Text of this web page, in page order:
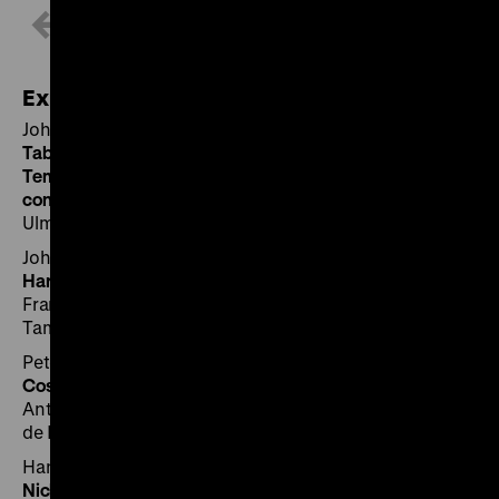
Exponate
Johannes Kepler (1571 – 1630)
Tabulae Rudolphinae, Quibus Astronomicae Scientiae,
Temporum longinquitate collapsae Restauratio
continetur
Ulm: Jonas Sauer, 1627 I RA 01/291
Johannes Kepler (1571 – 1630)
Harmonices Mundi Libri V
Frankfurt am Main: Johannes Planck für Gottfried
Tambach, 1619 I RA 97/500
Peter Apian (1495 – 1552)
Cosmographia
Antwerpen: Aegidius Coppens van Diest für Gregorius
de Bonte, 1545 I R 97/503
Hansrudi Wäscher (1928 – 2016)
Nick – Angriff aus dem Weltall